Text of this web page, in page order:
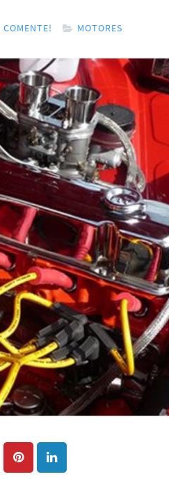
COMENTE! MOTORES